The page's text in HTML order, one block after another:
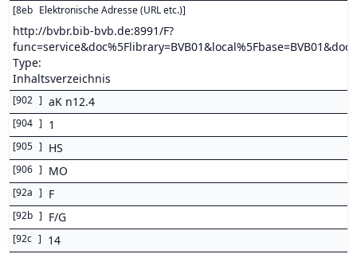
[8eb Elektronische Adresse (URL etc.)]
http://bvbr.bib-bvb.de:8991/F?
Type:
Inhaltsverzeichnis
[902 ] aK n12.4
[904 ] 1
[905 ] HS
[906 ] MO
[92a ] F
[92b ] F/G
[92c ] 14